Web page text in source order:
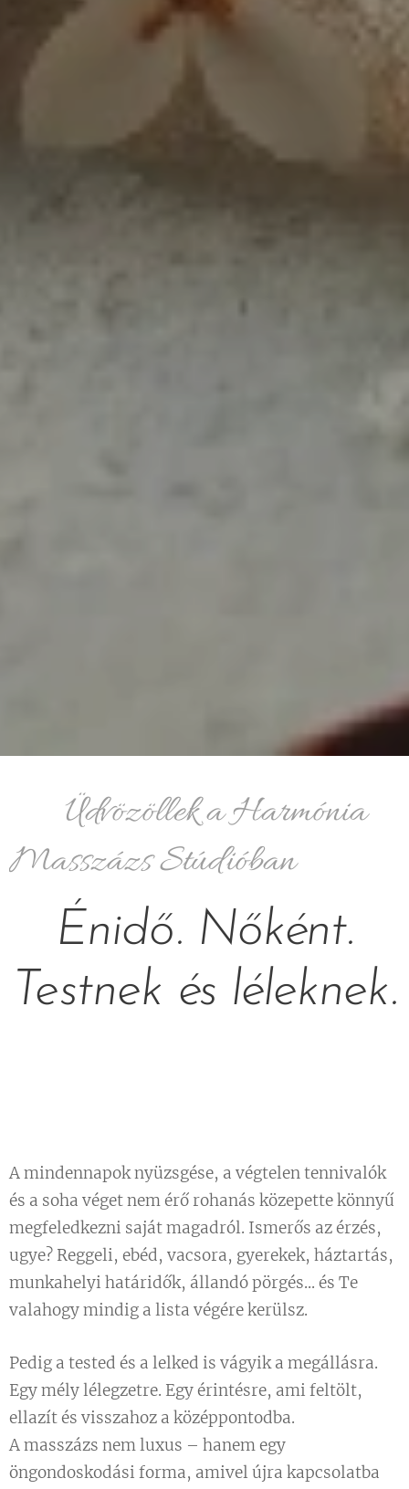
🌿 Üdvözöllek a Harmónia
Masszázs Stúdióban
Énidő. Nőként.
Testnek és léleknek.
A mindennapok nyüzsgése, a végtelen tennivalók
és a soha véget nem érő rohanás közepette könnyű
megfeledkezni saját magadról. Ismerős az érzés,
ugye? Reggeli, ebéd, vacsora, gyerekek, háztartás,
munkahelyi határidők, állandó pörgés... és Te
valahogy mindig a lista végére kerülsz.
Pedig a tested és a lelked is vágyik a megállásra.
Egy mély lélegzetre. Egy érintésre, ami feltölt,
ellazít és visszahoz a középpontodba.
A masszázs nem luxus – hanem egy
öngondoskodási forma, amivel újra kapcsolatba